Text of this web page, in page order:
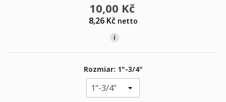
10,00 Kč
8,26 Kč netto
i
Rozmiar: 1"-3/4"